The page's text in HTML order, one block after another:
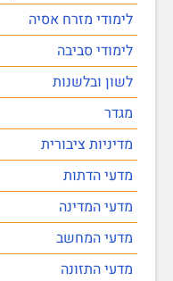
לימודי מזרח אסיה
לימודי סביבה
לשון ובלשנות
מגדר
מדיניות ציבורית
מדעי הדתות
מדעי המדינה
מדעי המחשב
מדעי התזונה